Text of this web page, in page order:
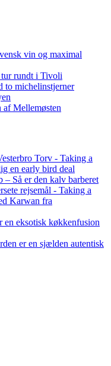
vin og maximal
tur rundt i Tivoli
to michelinstjerner
af Mellemøsten
Torv - Taking a
en early bird deal
Så er den kalv barberet
rejsemål - Taking a
Karwan fra
en eksotisk køkkenfusion
er en sjælden autentisk